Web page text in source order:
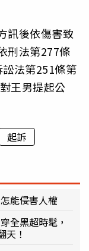
訊後依傷害致
刑法第277條
法第251條第
王男提起公
起訴
能侵害人權
全黑超時髦，
天！